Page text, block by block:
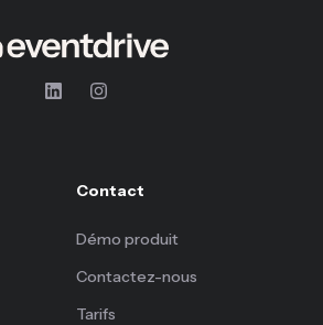
Contact
Démo produit
Contactez-nous
Tarifs